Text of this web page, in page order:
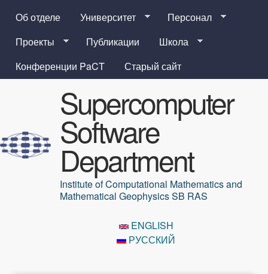
Об отделе Университет
Персонал
Проекты
Публикации
Школа
Конференции PaCT
Старый сайт
Supercomputer
Software
Department
Institute of Computational Mathematics and
Mathematical Geophysics SB RAS
ENGLISH
РУССКИЙ